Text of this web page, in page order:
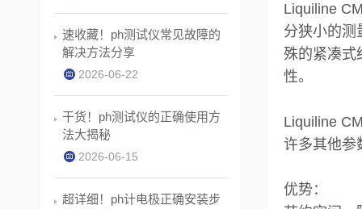
Liquiline
分狭小的测
殊的紧凑式
性。
Liquiline
许多其他参
优势：
速收藏！ph测试仪常见故障的
解决方法分享
2026-06-22
干货！ph测试仪的正确使用方
法大揭秘
2026-06-15
超详细！ph计电极正确安装步